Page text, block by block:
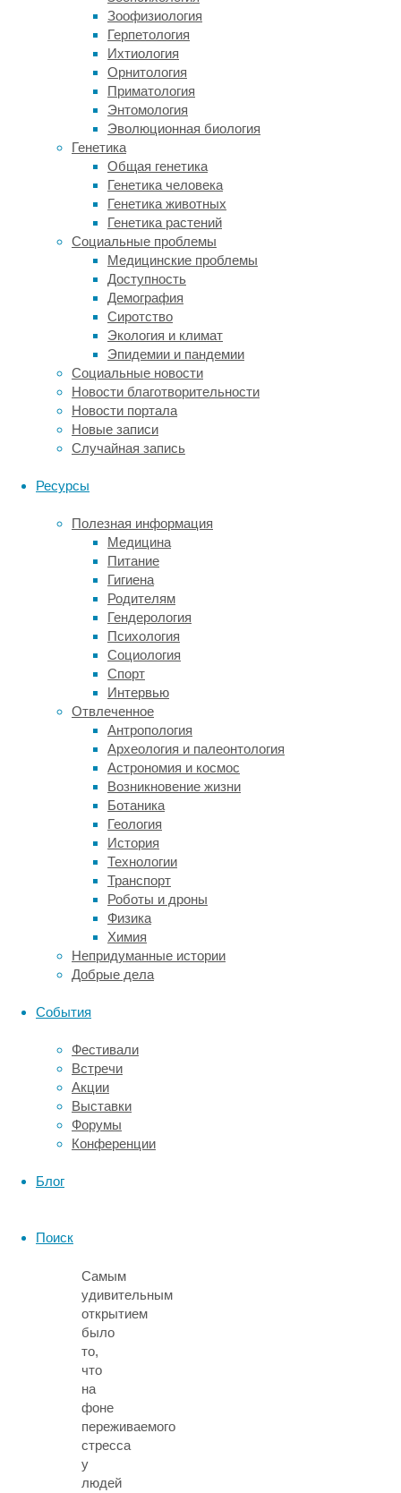
Зоофизиология
Герпетология
Ихтиология
Орнитология
Приматология
Энтомология
Эволюционная биология
Генетика
Общая генетика
Генетика человека
Генетика животных
Генетика растений
Социальные проблемы
Медицинские проблемы
Доступность
Демография
Сиротство
Экология и климат
Эпидемии и пандемии
Социальные новости
Новости благотворительности
Новости портала
Новые записи
Случайная запись
Ресурсы
Полезная информация
Медицина
Питание
Гигиена
Родителям
Гендерология
Психология
Социология
Спорт
Интервью
Отвлеченное
Антропология
Археология и палеонтология
Астрономия и космос
Возникновение жизни
Ботаника
Геология
История
Технологии
Транспорт
Роботы и дроны
Физика
Химия
Непридуманные истории
Добрые дела
События
Фестивали
Встречи
Акции
Выставки
Форумы
Конференции
Блог
Поиск
этих
странах
действуют
жесткие
ограничительные
меры,
которые
периодически
усиливаются
за
новых
всплесков
заболеваемости,
числе
из-
за
распространения
новых
штаммов
Cov-
Ученые
выяснили,
что
переживаемый
стресс
потери
дохода
или
проблем
со
здоровьем
во
время
самоизоляции
связан
со
снижением
когнитивных
способностей
—
памяти,
внимания,
способности
к
Чем
человек
пострадал
от
пандемии,
тем
сильнее
Самым
удивительным
открытием
было
то,
что
на
фоне
переживаемого
стресса
у
людей